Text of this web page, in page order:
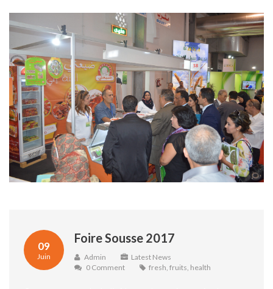
09
Juin
Foire Sousse 2017
Admin
Latest News
0 Comment
fresh, fruits, health